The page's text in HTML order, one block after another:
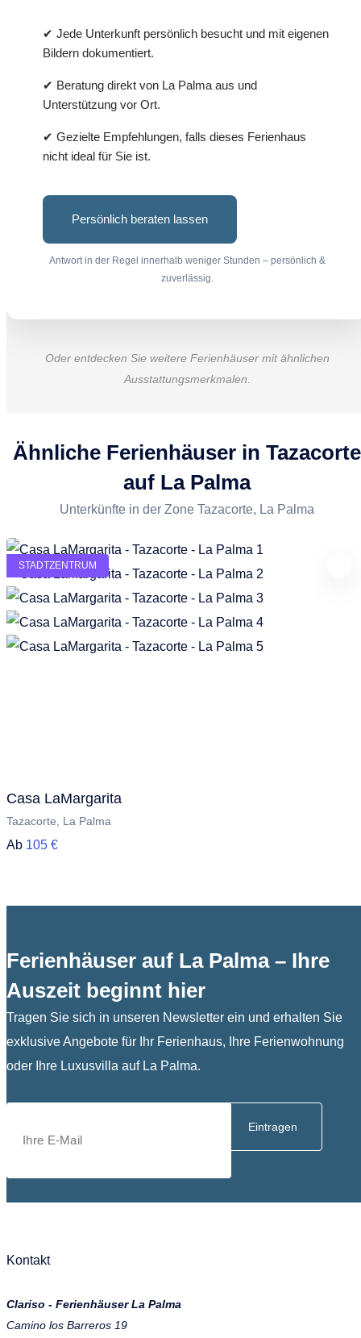
✔ Jede Unterkunft persönlich besucht und mit eigenen
Bildern dokumentiert.
✔ Beratung direkt von La Palma aus und
Unterstützung vor Ort.
✔ Gezielte Empfehlungen, falls dieses Ferienhaus
nicht ideal für Sie ist.
Persönlich beraten lassen
Antwort in der Regel innerhalb weniger Stunden – persönlich &
zuverlässig.
Oder entdecken Sie weitere Ferienhäuser mit ähnlichen
Ausstattungsmerkmalen.
Ähnliche Ferienhäuser in Tazacorte
auf La Palma
Unterkünfte in der Zone Tazacorte, La Palma
STADTZENTRUM
Casa LaMargarita
Tazacorte, La Palma
Ab 105 €
Ferienhäuser auf La Palma – Ihre
Auszeit beginnt hier
Tragen Sie sich in unseren Newsletter ein und erhalten Sie
exklusive Angebote für Ihr Ferienhaus, Ihre Ferienwohnung
oder Ihre Luxusvilla auf La Palma.
Eintragen
Kontakt
Clariso - Ferienhäuser La Palma
Camino los Barreros 19